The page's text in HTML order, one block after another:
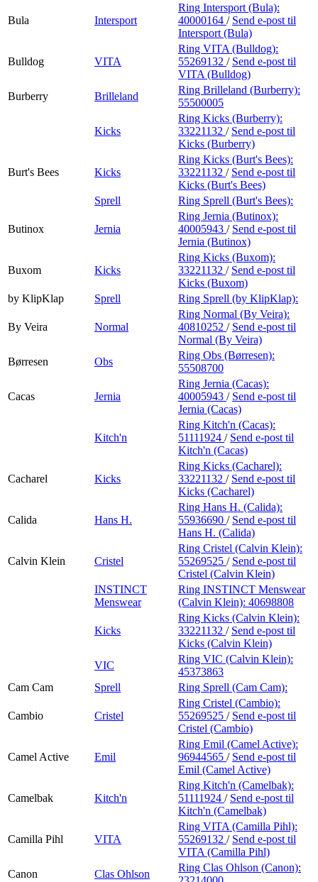
Bula Intersport
Ring Intersport (Bula):
40000164 / Send e-post til
Intersport (Bula)
Bulldog VITA
Ring VITA (Bulldog):
55269132 / Send e-post til
VITA (Bulldog)
Burberry
Brilleland
Ring Brilleland (Burberry):
55500005
Kicks
Ring Kicks (Burberry):
33221132 / Send e-post til
Kicks (Burberry)
Burt's Bees Kicks
Ring Kicks (Burt's Bees):
33221132 / Send e-post til
Kicks (Burt's Bees)
Sprell
Ring Sprell (Burt's Bees):
Butinox Jernia
Ring Jernia (Butinox):
40005943 / Send e-post til
Jernia (Butinox)
Buxom Kicks
Ring Kicks (Buxom):
33221132 / Send e-post til
Kicks (Buxom)
by KlipKlap
Sprell Ring Sprell (by KlipKlap):
By Veira Normal
Ring Normal (By Veira):
40810252 / Send e-post til
Normal (By Veira)
Børresen
Obs
Ring Obs (Børresen):
55508700
Cacas Jernia
Ring Jernia (Cacas):
40005943 / Send e-post til
Jernia (Cacas)
Kitch'n
Ring Kitch'n (Cacas):
51111924 / Send e-post til
Kitch'n (Cacas)
Cacharel Kicks
Ring Kicks (Cacharel):
33221132 / Send e-post til
Kicks (Cacharel)
Calida Hans H.
Ring Hans H. (Calida):
55936690 / Send e-post til
Hans H. (Calida)
Calvin Klein Cristel
Ring Cristel (Calvin Klein):
55269525 / Send e-post til
Cristel (Calvin Klein)
INSTINCT
Menswear
Ring INSTINCT Menswear
(Calvin Klein): 40698808
Kicks
Ring Kicks (Calvin Klein):
33221132 / Send e-post til
Kicks (Calvin Klein)
VIC
Ring VIC (Calvin Klein):
45373863
Cam Cam
Sprell Ring Sprell (Cam Cam):
Cambio Cristel
Ring Cristel (Cambio):
55269525 / Send e-post til
Cristel (Cambio)
Camel Active Emil
Ring Emil (Camel Active):
96944565 / Send e-post til
Emil (Camel Active)
Camelbak Kitch'n
Ring Kitch'n (Camelbak):
51111924 / Send e-post til
Kitch'n (Camelbak)
Camilla Pihl VITA
Ring VITA (Camilla Pihl):
55269132 / Send e-post til
VITA (Camilla Pihl)
Canon
Clas Ohlson
Ring Clas Ohlson (Canon):